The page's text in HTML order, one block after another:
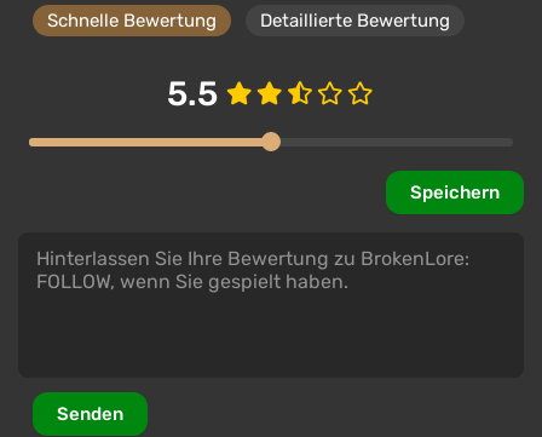
Schnelle Bewertung Detaillierte Bewertung
5.5
Speichern
Senden